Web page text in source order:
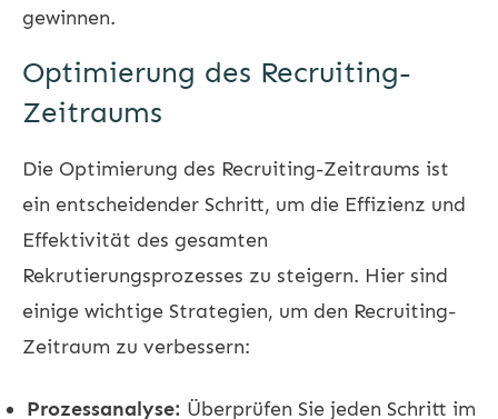
gewinnen.
Optimierung des Recruiting-
Zeitraums
Die Optimierung des Recruiting-Zeitraums ist
ein entscheidender Schritt, um die Effizienz und
Effektivität des gesamten
Rekrutierungsprozesses zu steigern. Hier sind
einige wichtige Strategien, um den Recruiting-
Zeitraum zu verbessern:
Prozessanalyse: Überprüfen Sie jeden Schritt im